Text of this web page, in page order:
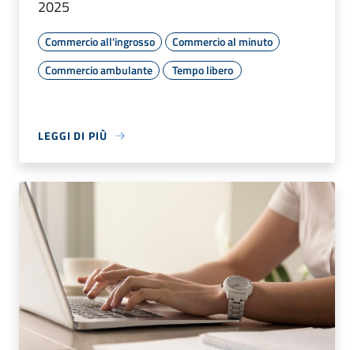
2025
Commercio all'ingrosso
Commercio al minuto
Commercio ambulante
Tempo libero
LEGGI DI PIÙ